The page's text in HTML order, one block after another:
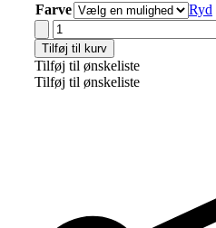
Farve
Ryd
Cocoon
Company
Økologisk
Zafu
meditationspude
Tilføj til kurv
Tilføj til ønskeliste
Tilføj til ønskeliste